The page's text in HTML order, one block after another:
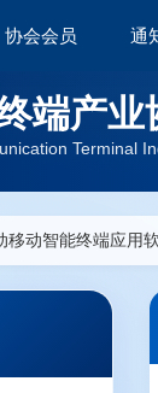
协会会员 通
端产业
Terminal
移动智能终端应用